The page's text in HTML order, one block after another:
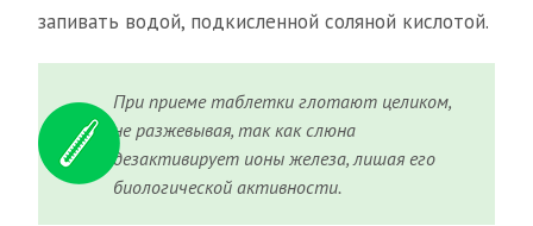
запивать водой, подкисленной соляной кислотой.
При приеме таблетки глотают целиком,
не разжевывая, так как слюна
дезактивирует ионы железа, лишая его
биологической активности.